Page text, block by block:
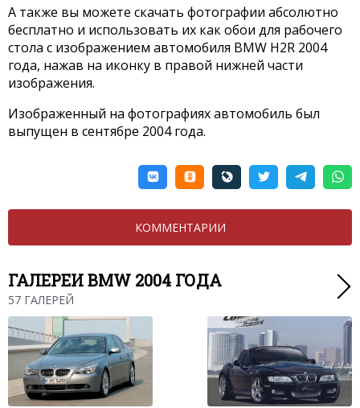
А также вы можете скачать фотографии абсолютно
бесплатно и использовать их как обои для рабочего
стола с изображением автомобиля BMW H2R 2004
года, нажав на иконку в правой нижней части
изображения.
Изображенный на фотографиях автомобиль был
выпущен в сентябре 2004 года.
КОММЕНТАРИИ
ГАЛЕРЕИ BMW 2004 ГОДА
57 ГАЛЕРЕЙ